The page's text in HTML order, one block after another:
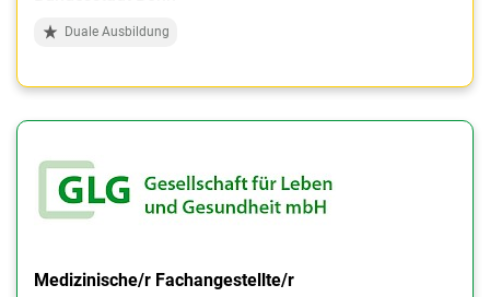
Duale Ausbildung
Medizinische/r Fachangestellte/r